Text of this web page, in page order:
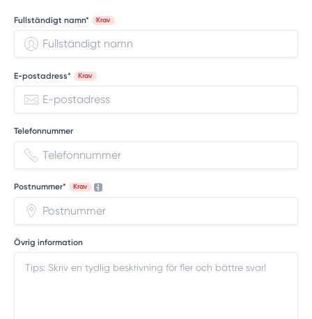
Fullständigt namn* Krav
E-postadress* Krav
Telefonnummer
Postnummer* Krav
Övrig information